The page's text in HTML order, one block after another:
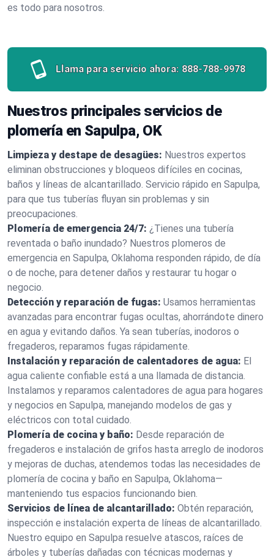
es todo para nosotros.
Llama para servicio ahora: 888-788-9978
Nuestros principales servicios de
plomería en Sapulpa, OK
Limpieza y destape de desagües: Nuestros expertos
eliminan obstrucciones y bloqueos difíciles en cocinas,
baños y líneas de alcantarillado. Servicio rápido en Sapulpa,
para que tus tuberías fluyan sin problemas y sin
preocupaciones.
Plomería de emergencia 24/7: ¿Tienes una tubería
reventada o baño inundado? Nuestros plomeros de
emergencia en Sapulpa, Oklahoma responden rápido, de día
o de noche, para detener daños y restaurar tu hogar o
negocio.
Detección y reparación de fugas: Usamos herramientas
avanzadas para encontrar fugas ocultas, ahorrándote dinero
en agua y evitando daños. Ya sean tuberías, inodoros o
fregaderos, reparamos fugas rápidamente.
Instalación y reparación de calentadores de agua: El
agua caliente confiable está a una llamada de distancia.
Instalamos y reparamos calentadores de agua para hogares
y negocios en Sapulpa, manejando modelos de gas y
eléctricos con total cuidado.
Plomería de cocina y baño: Desde reparación de
fregaderos e instalación de grifos hasta arreglo de inodoros
y mejoras de duchas, atendemos todas las necesidades de
plomería de cocina y baño en Sapulpa, Oklahoma—
manteniendo tus espacios funcionando bien.
Servicios de línea de alcantarillado: Obtén reparación,
inspección e instalación experta de líneas de alcantarillado.
Nuestro equipo en Sapulpa resuelve atascos, raíces de
árboles y tuberías dañadas con técnicas modernas y